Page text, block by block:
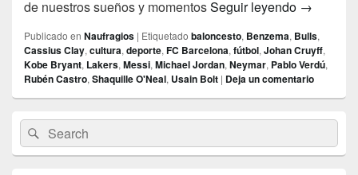
de nuestros sueños y momentosSeguir leyendo El
→
Publicado en Naufragios | Etiquetado baloncesto, Benzema, Bulls,
Cassius Clay, cultura, deporte, FC Barcelona, fútbol, Johan Cruyff,
Kobe Bryant, Lakers, Messi, Michael Jordan, Neymar, Pablo Verdú,
Rubén Castro, Shaquille O'Neal, Usain Bolt | Deja un comentario
área
de
widget
Buscar
por:
Buscar